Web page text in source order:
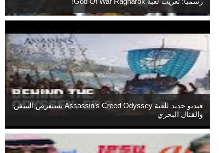
فيديو جديد للعبة Assassin’s Creed Odyssey يستعرض السفن
والقتال البحري